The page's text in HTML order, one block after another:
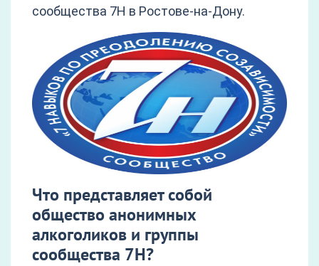
сообщества 7Н в Ростове-на-Дону.
Что представляет собой
общество анонимных
алкоголиков и группы
сообщества 7Н?